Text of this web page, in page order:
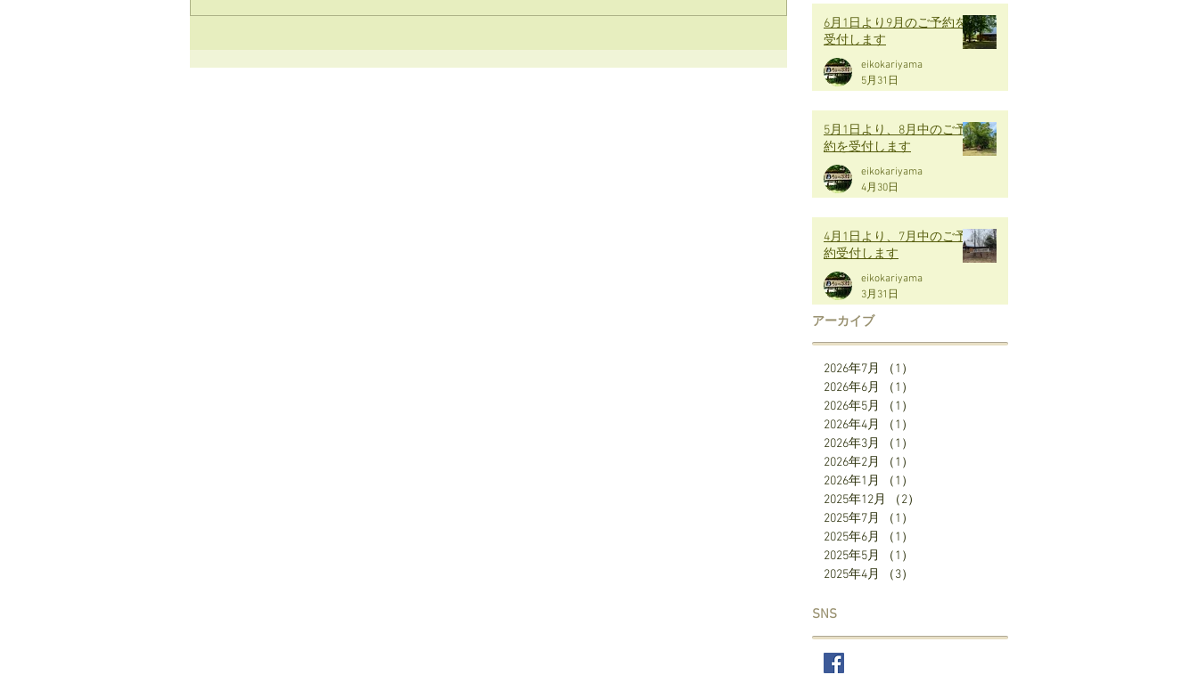
6月1日より9月のご予約を
受付します
eikokariyama
5月31日
5月1日より、8月中のご予
約を受付します
eikokariyama
4月30日
4月1日より、7月中のご予
約受付します
eikokariyama
3月31日
アーカイブ
2026年7月 （1）
2026年6月
（1）
2026年5月
（1）
2026年4月
（1）
2026年3月
（1）
2026年2月
（1）
2026年1月
（1）
2025年12月
（2）
2025年7月
（1）
2025年6月
（1）
2025年5月
（1）
2025年4月
（3）
SNS